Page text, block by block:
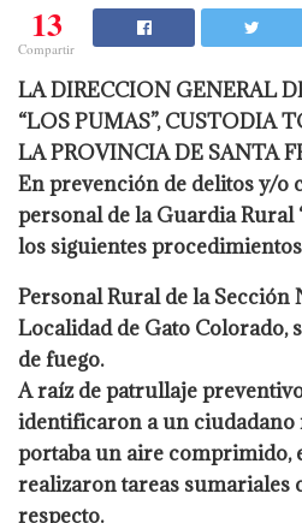
13
Compartir
LA DIRECCION GENERAL
“LOS PUMAS”, CUSTODIA
LA PROVINCIA DE SANTA
En prevención de delitos y/o
personal de la Guardia Rural
los siguientes
Personal Rural de la Sección
Localidad de Gato Colorado,
de fuego.
A raíz de patrullaje
identificaron a un ciudadano
portaba un aire comprimido,
realizaron tareas sumariales
respecto.